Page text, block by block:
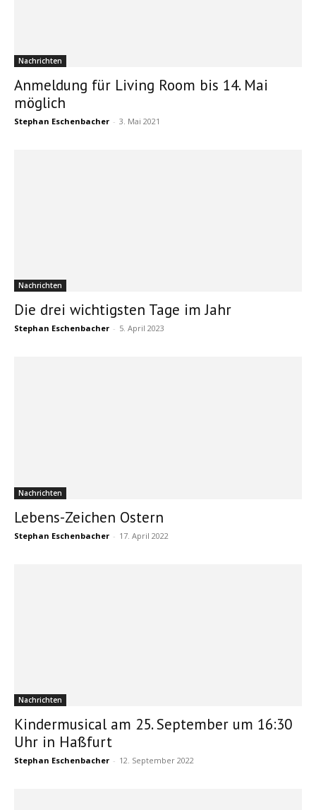
Nachrichten
Anmeldung für Living Room bis 14. Mai
möglich
Stephan Eschenbacher - 3. Mai 2021
Nachrichten
Die drei wichtigsten Tage im Jahr
Stephan Eschenbacher - 5. April 2023
Nachrichten
Lebens-Zeichen Ostern
Stephan Eschenbacher - 17. April 2022
Nachrichten
Kindermusical am 25. September um 16:30
Uhr in Haßfurt
Stephan Eschenbacher - 12. September 2022